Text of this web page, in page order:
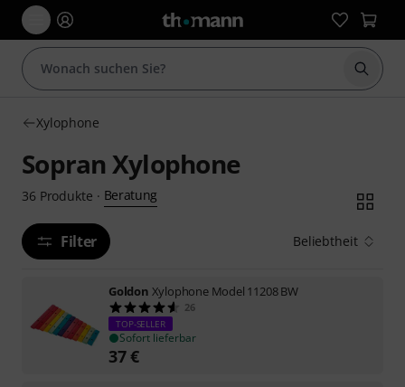
Suche
Xylophone
Sopran Xylophone
36 Produkte · Beratung
Filter Beliebtheit
Goldon Xylophone Model 11208 BW
26
TOP-SELLER
Sofort lieferbar
37€